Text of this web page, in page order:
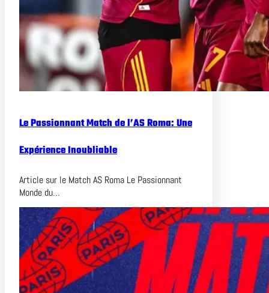
Le Passionnant Match de l’AS Roma: Une
Expérience Inoubliable
Article sur le Match AS Roma Le Passionnant
Monde du…